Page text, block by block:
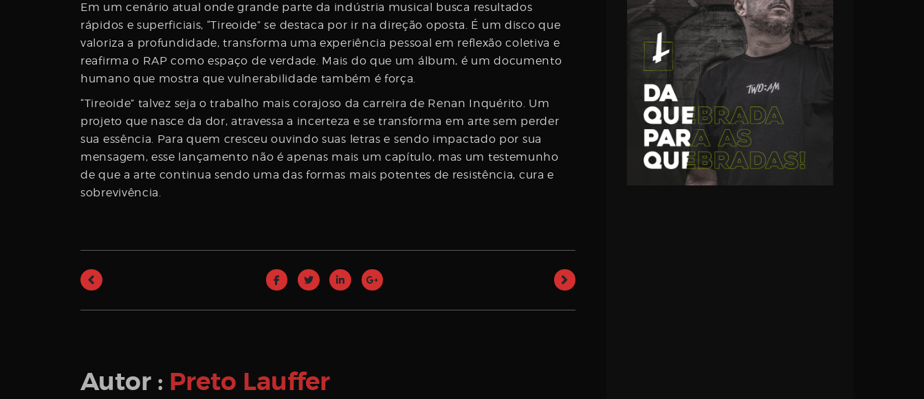
Em um cenário atual onde grande parte da indústria musical busca resultados
rápidos e superficiais, “Tireoide” se destaca por ir na direção oposta. É um disco que
valoriza a profundidade, transforma uma experiência pessoal em reflexão coletiva e
reafirma o RAP como espaço de verdade. Mais do que um álbum, é um documento
humano que mostra que vulnerabilidade também é força.
“Tireoide” talvez seja o trabalho mais corajoso da carreira de Renan Inquérito. Um
projeto que nasce da dor, atravessa a incerteza e se transforma em arte sem perder
sua essência. Para quem cresceu ouvindo suas letras e sendo impactado por sua
mensagem, esse lançamento não é apenas mais um capítulo, mas um testemunho
de que a arte continua sendo uma das formas mais potentes de resistência, cura e
sobrevivência.
Autor : Preto Lauffer